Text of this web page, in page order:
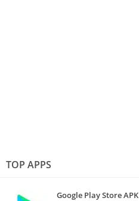
TOP APPS
Google Play Store APK